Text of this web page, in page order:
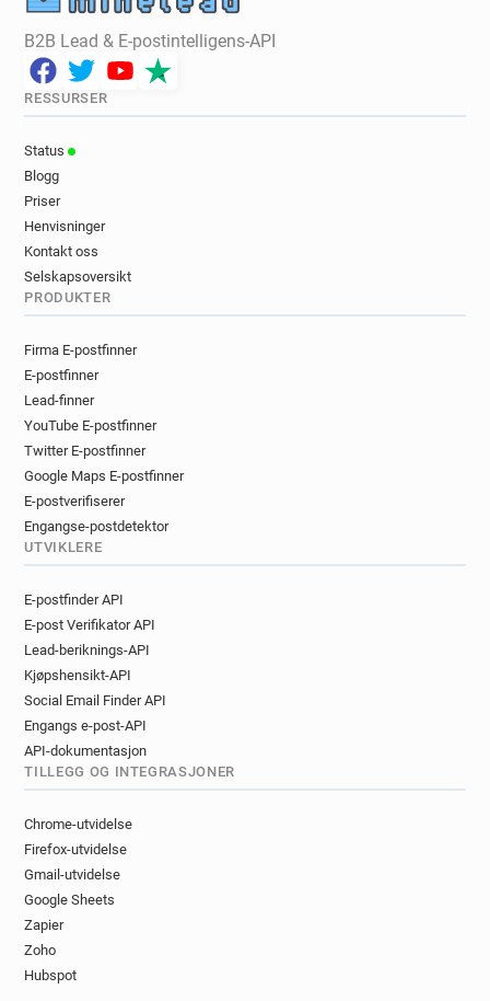
B2B Lead & E-postintelligens-API
RESSURSER
Status
Blogg
Priser
Henvisninger
Kontakt oss
Selskapsoversikt
PRODUKTER
Firma E-postfinner
E-postfinner
Lead-finner
YouTube E-postfinner
Twitter E-postfinner
Google Maps E-postfinner
E-postverifiserer
Engangse-postdetektor
UTVIKLERE
E-postfinder API
E-post Verifikator API
Lead-beriknings-API
Kjøpshensikt-API
Social Email Finder API
Engangs e-post-API
API-dokumentasjon
TILLEGG OG INTEGRASJONER
Chrome-utvidelse
Firefox-utvidelse
Gmail-utvidelse
Google Sheets
Zapier
Zoho
Hubspot